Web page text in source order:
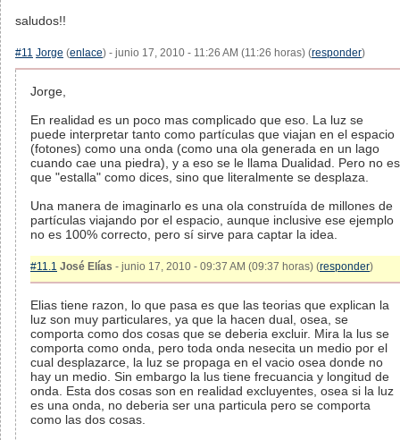
saludos!!
#11 Jorge (enlace) - junio 17, 2010 - 11:26 AM (11:26 horas) (responder)
Jorge,
En realidad es un poco mas complicado que eso. La luz se
puede interpretar tanto como partículas que viajan en el espacio
(fotones) como una onda (como una ola generada en un lago
cuando cae una piedra), y a eso se le llama Dualidad. Pero no es
que "estalla" como dices, sino que literalmente se desplaza.
Una manera de imaginarlo es una ola construída de millones de
partículas viajando por el espacio, aunque inclusive ese ejemplo
no es 100% correcto, pero sí sirve para captar la idea.
#11.1 José Elías - junio 17, 2010 - 09:37 AM (09:37 horas) (responder)
Elias tiene razon, lo que pasa es que las teorias que explican la
luz son muy particulares, ya que la hacen dual, osea, se
comporta como dos cosas que se deberia excluir. Mira la lus se
comporta como onda, pero toda onda nesecita un medio por el
cual desplazarce, la luz se propaga en el vacio osea donde no
hay un medio. Sin embargo la lus tiene frecuancia y longitud de
onda. Esta dos cosas son en realidad excluyentes, osea si la luz
es una onda, no deberia ser una particula pero se comporta
como las dos cosas.